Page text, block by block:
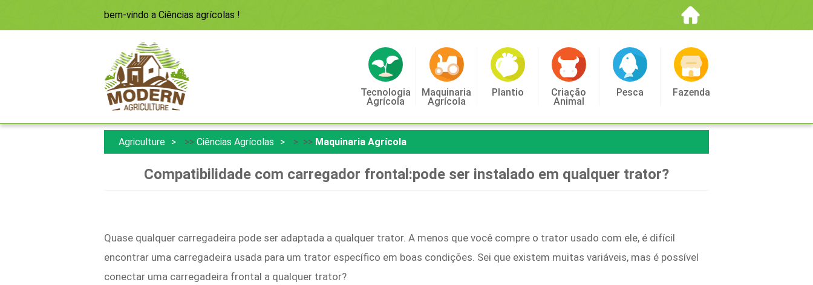
bem-vindo a Ciências agrícolas !
Tecnologia
Agrícola
Maquinaria
Agrícola
Plantio Criação
Animal
Pesca Fazenda
Agriculture >> Ciências Agrícolas > >> Maquinaria Agrícola
Compatibilidade com carregador frontal:pode ser instalado em qualquer trator?
Quase qualquer carregadeira pode ser adaptada a qualquer trator. A menos que você compre o trator usado com ele, é difícil
encontrar uma carregadeira usada para um trator específico em boas condições. Sei que existem muitas variáveis, mas é possível
conectar uma carregadeira frontal a qualquer trator?